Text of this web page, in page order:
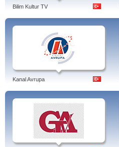
Bilim Kultur TV
Kanal Avrupa